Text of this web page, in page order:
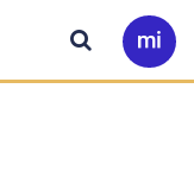
Ir
a
Buscar